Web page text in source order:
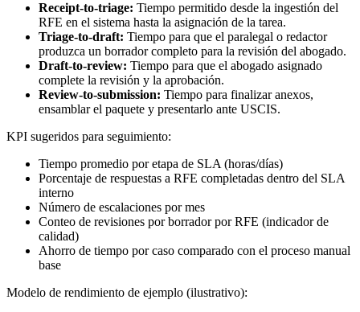
Receipt-to-triage: Tiempo permitido desde la ingestión del
RFE en el sistema hasta la asignación de la tarea.
Triage-to-draft: Tiempo para que el paralegal o redactor
produzca un borrador completo para la revisión del abogado.
Draft-to-review: Tiempo para que el abogado asignado
complete la revisión y la aprobación.
Review-to-submission: Tiempo para finalizar anexos,
ensamblar el paquete y presentarlo ante USCIS.
KPI sugeridos para seguimiento:
Tiempo promedio por etapa de SLA (horas/días)
Porcentaje de respuestas a RFE completadas dentro del SLA
interno
Número de escalaciones por mes
Conteo de revisiones por borrador por RFE (indicador de
calidad)
Ahorro de tiempo por caso comparado con el proceso manual
base
Modelo de rendimiento de ejemplo (ilustrativo):